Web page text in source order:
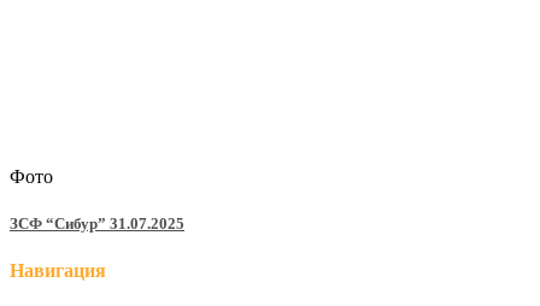
Фото
ЗСФ “Сибур” 31.07.2025
Навигация